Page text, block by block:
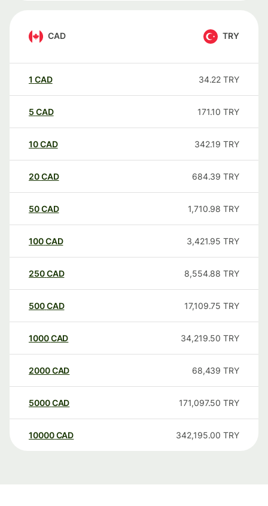
CAD TRY
1 CAD 34.22 TRY
5 CAD 171.10 TRY
10CAD 342.19 TRY
20CAD 684.39 TRY
50CAD 1,710.98 TRY
100CAD 3,421.95 TRY
250CAD 8,554.88 TRY
500CAD 17,109.75 TRY
1000CAD 34,219.50 TRY
2000CAD 68,439 TRY
5000CAD 171,097.50 TRY
10000 CAD 342,195.00 TRY